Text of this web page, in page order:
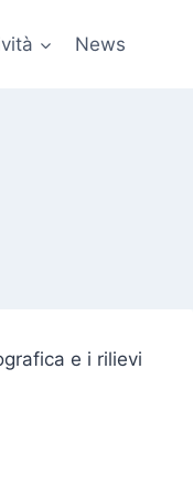
News
e i rilievi